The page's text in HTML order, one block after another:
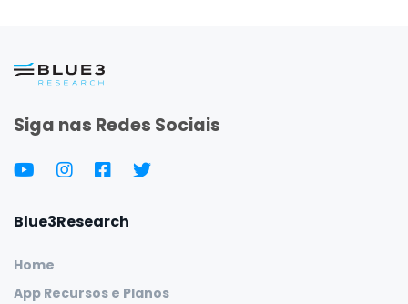
Siga nas Redes Sociais
Blue3Research
Home
App Recursos e Planos